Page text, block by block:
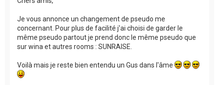
Je vous annonce un changement de pseudo me
concernant. Pour plus de facilité j'ai choisi de garder le
même pseudo partout je prend donc le même pseudo que
sur wina et autres rooms : SUNRAISE.
Voilà mais je reste bien entendu un Gus dans l'âme